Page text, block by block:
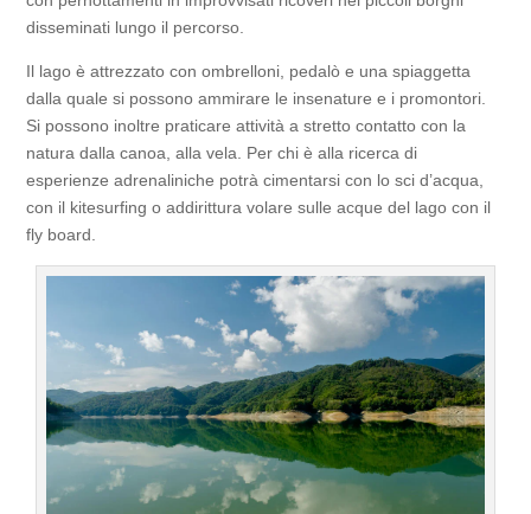
disseminati lungo il percorso.
Il lago è attrezzato con ombrelloni, pedalò e una spiaggetta
dalla quale si possono ammirare le insenature e i promontori.
Si possono inoltre praticare attività a stretto contatto con la
natura dalla canoa, alla vela. Per chi è alla ricerca di
esperienze adrenaliniche potrà cimentarsi con lo sci d’acqua,
con il kitesurfing o addirittura volare sulle acque del lago con il
fly board.